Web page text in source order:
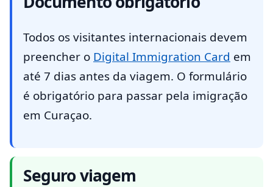
Todos os visitantes internacionais devem
preencher o Digital Immigration Card em
até 7 dias antes da viagem. O formulário
é obrigatório para passar pela imigração
em Curaçao.
Seguro viagem